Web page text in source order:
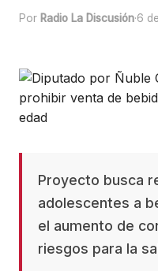
Por Radio La Discusión·6
Proyecto busca
adolescentes a
el aumento de
riesgos para la